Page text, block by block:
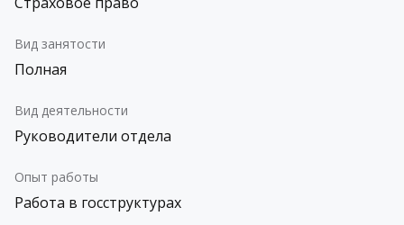
Вид занятости
Полная
Вид деятельности
Руководители отдела
Опыт работы
Работа в госструктурах